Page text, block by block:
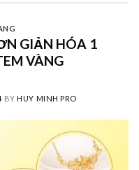
GIẢN HÓA 1
VÀNG
BYHUY MINH PRO